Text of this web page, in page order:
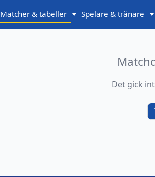
Matcher & tabeller Spelare & tränare
Det gick